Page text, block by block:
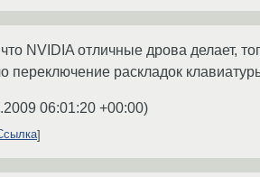
NVIDIA отличные дрова делает,
переключение раскладок
06:01:20 +00:00)